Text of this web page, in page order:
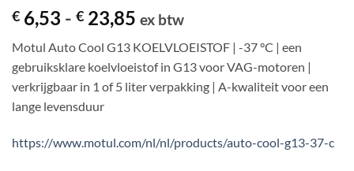
€ 6,53 - € 23,85 Prijsklasse:
tot
€ 23,85
ex btw
Motul Auto Cool G13 KOELVLOEISTOF | -37 °C | een
gebruiksklare koelvloeistof in G13 voor VAG-motoren |
verkrijgbaar in 1 of 5 liter verpakking | A-kwaliteit voor een
lange levensduur
https://www.motul.com/nl/nl/products/auto-cool-g13-37-c